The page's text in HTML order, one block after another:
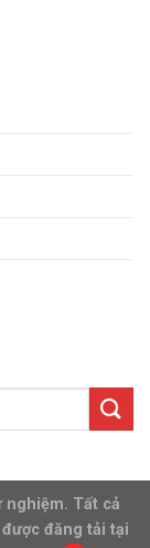
nghiệm. Tất cả
đăng tải tại